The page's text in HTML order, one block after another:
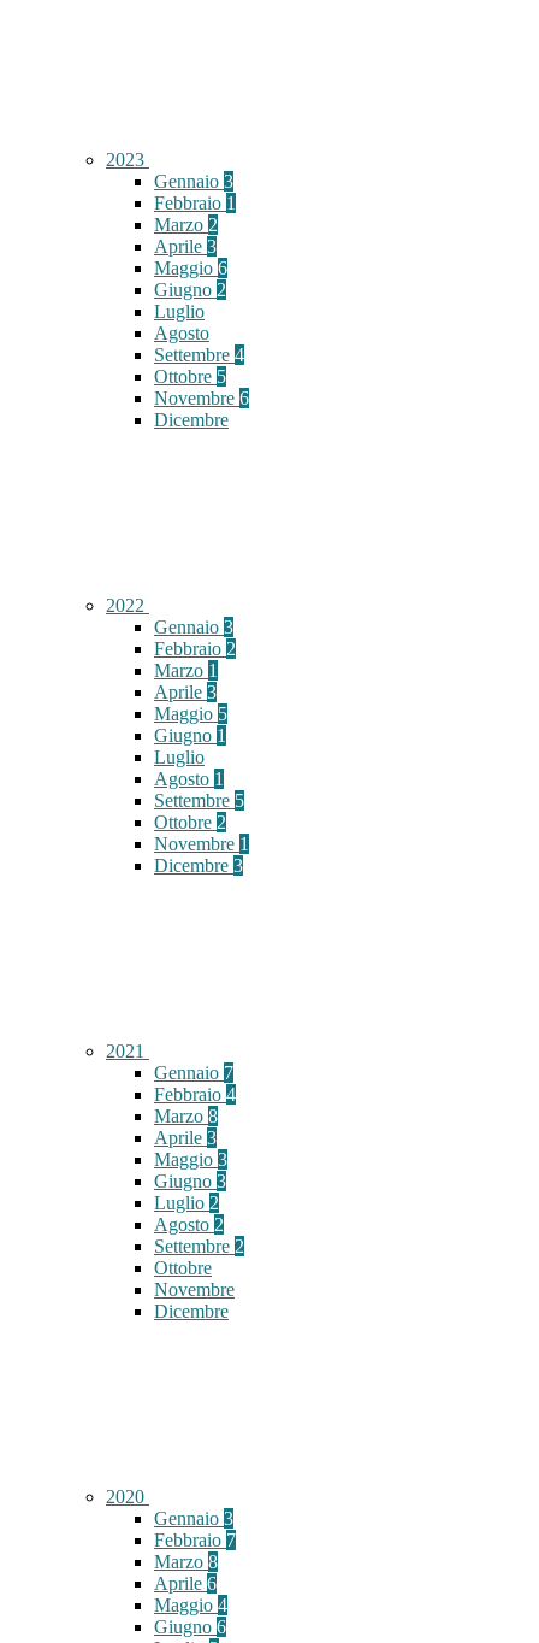
2023
Gennaio 3
Febbraio 1
Marzo 2
Aprile 3
Maggio 6
Giugno 2
Luglio
Agosto
Settembre 4
Ottobre 5
Novembre 6
Dicembre
2022
Gennaio 3
Febbraio 2
Marzo 1
Aprile 3
Maggio 5
Giugno 1
Luglio
Agosto 1
Settembre 5
Ottobre 2
Novembre 1
Dicembre 3
2021
Gennaio 7
Febbraio 4
Marzo 8
Aprile 3
Maggio 3
Giugno 3
Luglio 2
Agosto 2
Settembre 2
Ottobre
Novembre
Dicembre
2020
Gennaio 3
Febbraio 7
Marzo 8
Aprile 6
Maggio 4
Giugno 6